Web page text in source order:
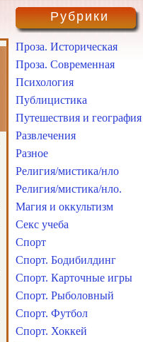
Рубрики
Проза. Историческая
Проза. Современная
Психология
Публицистика
Путешествия и география
Развлечения
Разное
Религия/мистика/нло
Религия/мистика/нло.
Магия и оккультизм
Секс учеба
Спорт
Спорт. Бодибилдинг
Спорт. Карточные игры
Спорт. Рыболовный
Спорт. Футбол
Спорт. Хоккей